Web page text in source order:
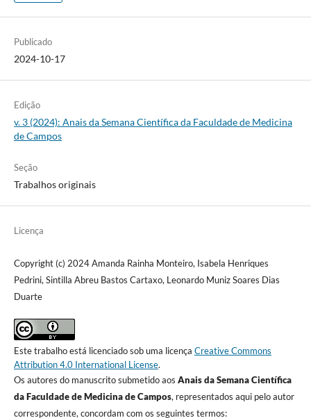
Publicado
2024-10-17
Edição
v. 3 (2024): Anais da Semana Científica da Faculdade de Medicina
de Campos
Seção
Trabalhos originais
Licença
Copyright (c) 2024 Amanda Rainha Monteiro, Isabela Henriques
Pedrini, Sintilla Abreu Bastos Cartaxo, Leonardo Muniz Soares Dias
Duarte
Este trabalho está licenciado sob uma licença Creative Commons
Attribution 4.0 International License.
Os autores do manuscrito submetido aos Anais da Semana Científica
da Faculdade de Medicina de Campos, representados aqui pelo autor
correspondente, concordam com os seguintes termos: